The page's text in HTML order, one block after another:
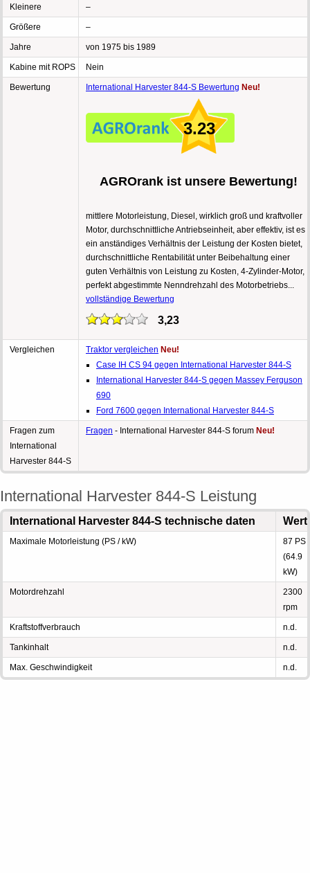
Kleinere –
Größere –
Jahre von 1975 bis 1989
Kabine mit ROPS Nein
Bewertung International Harvester 844-S Bewertung Neu!
3.23
AGROrank ist unsere Bewertung!
mittlere Motorleistung, Diesel, wirklich groß und kraftvoller
Motor, durchschnittliche Antriebseinheit, aber effektiv, ist es
ein anständiges Verhältnis der Leistung der Kosten bietet,
durchschnittliche Rentabilität unter Beibehaltung einer
guten Verhältnis von Leistung zu Kosten, 4-Zylinder-Motor,
perfekt abgestimmte Nenndrehzahl des Motorbetriebs...
vollständige Bewertung
3,23
Vergleichen Traktor vergleichen Neu!
Case IH CS 94 gegen International Harvester 844-S
International Harvester 844-S gegen Massey Ferguson
690
Ford 7600 gegen International Harvester 844-S
Fragen zum
International
Harvester 844-S
Fragen - International Harvester 844-S forum Neu!
International Harvester 844-S Leistung
International Harvester 844-S technische daten Wert
Maximale Motorleistung (PS / kW)
87 PS
(64.9
kW)
Motordrehzahl
2300
rpm
Kraftstoffverbrauch n.d.
Tankinhalt n.d.
Max. Geschwindigkeit n.d.